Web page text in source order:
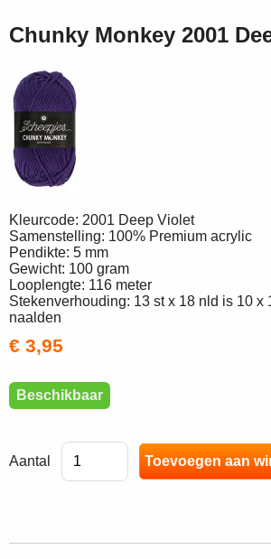
Chunky Monkey 2001
Kleurcode: 2001 Deep Violet
Samenstelling: 100% Premium acrylic
Pendikte: 5 mm
Gewicht: 100 gram
Looplengte: 116 meter
Stekenverhouding: 13 st x 18 nld is 10 x
naalden
€ 3,95
Beschikbaar
Aantal